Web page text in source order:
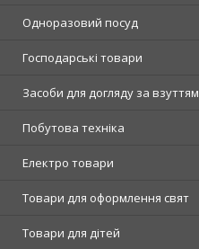
Одноразовий посуд
Господарські товари
Засоби для догляду за взуттям
Побутова техніка
Електро товари
Товари для оформлення свят
Товари для дітей